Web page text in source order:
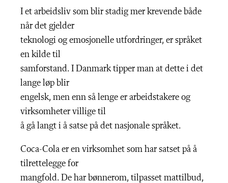
I et arbeidsliv som blir stadig mer krevende både
når det gjelder
teknologi og emosjonelle utfordringer, er språket
en kilde til
samforstand. I Danmark tipper man at dette i det
lange løp blir
engelsk, men enn så lenge er arbeidstakere og
virksomheter villige til
å gå langt i å satse på det nasjonale språket.
Coca-Cola er en virksomhet som har satset på å
tilrettelegge for
mangfold. De har bønnerom, tilpasset mattilbud,